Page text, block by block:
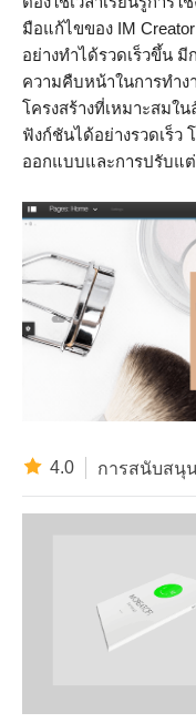
มือแก้ไขของ IM
อย่างทำได้รวดเร็วขึ้น
ความคืบหน้าในการทำง
โครงสร้างที่เหมาะสมใ
ฟังก์ชันได้อย่างรวดเร็ว
ออกแบบและการปรับแต่
4.0 การสนับสนุ